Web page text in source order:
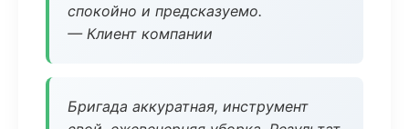
спокойно и предсказуемо.
— Клиент компании
Бригада аккуратная, инструмент